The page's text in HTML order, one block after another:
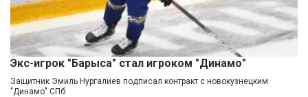
Экс-игрок "Барыса" стал игроком "Динамо"
Защитник Эмиль Нургалиев подписал контракт с новокузнецким
"Динамо" СПб